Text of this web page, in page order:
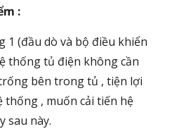
:
1 (đầu dò và bộ điều khiển
thống tủ điện không cần
bên trong tủ , tiện lợi
thống , muốn cải tiến hệ
sau này.